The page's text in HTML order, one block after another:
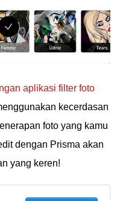
aplikasi filter foto
kecerdasan
foto yang kamu
dengan Prisma akan
yang keren!